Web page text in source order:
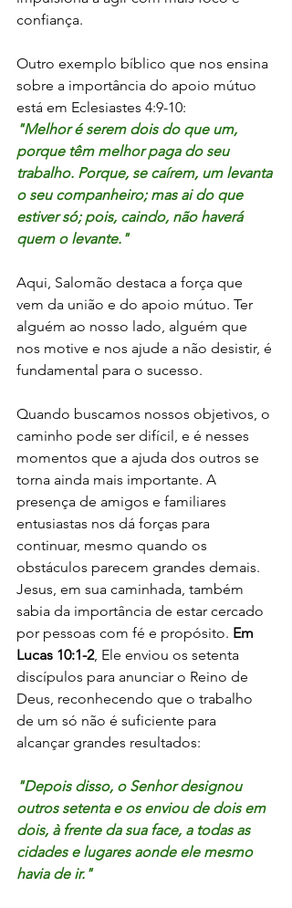
confiança.
Outro exemplo bíblico que nos ensina
sobre a importância do apoio mútuo
está em Eclesiastes 4:9-10:
"Melhor é serem dois do que um,
porque têm melhor paga do seu
trabalho. Porque, se caírem, um levanta
o seu companheiro; mas ai do que
estiver só; pois, caindo, não haverá
quem o levante."
Aqui, Salomão destaca a força que
vem da união e do apoio mútuo. Ter
alguém ao nosso lado, alguém que
nos motive e nos ajude a não desistir, é
fundamental para o sucesso.
Quando buscamos nossos objetivos, o
caminho pode ser difícil, e é nesses
momentos que a ajuda dos outros se
torna ainda mais importante. A
presença de amigos e familiares
entusiastas nos dá forças para
continuar, mesmo quando os
obstáculos parecem grandes demais.
Jesus, em sua caminhada, também
sabia da importância de estar cercado
por pessoas com fé e propósito. Em
Lucas 10:1-2, Ele enviou os setenta
discípulos para anunciar o Reino de
Deus, reconhecendo que o trabalho
de um só não é suficiente para
alcançar grandes resultados:
"Depois disso, o Senhor designou
outros setenta e os enviou de dois em
dois, à frente da sua face, a todas as
cidades e lugares aonde ele mesmo
havia de ir."